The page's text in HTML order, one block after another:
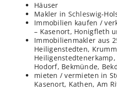
Häuser
Makler in Schleswig-
Immobilien kaufen /
– Kasenort, Honigfleth
Immobilienmakler aus
Heiligenstedten,
Hodorf, Bekmünde,
mieten / vermieten in
Kasenort, Kathen, Am